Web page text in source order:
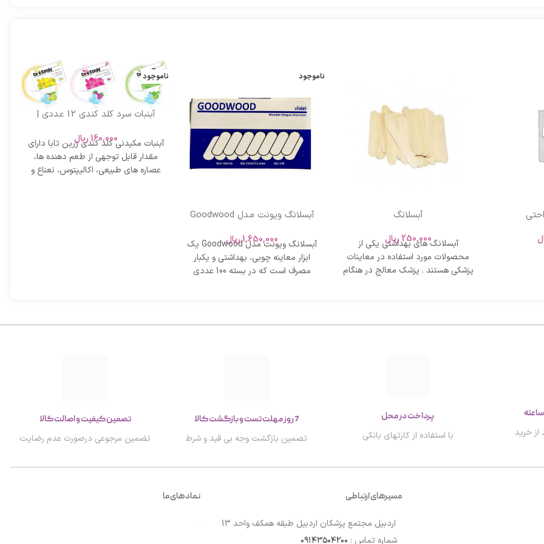
آبسلانگ
250,000ریال
آبسلانگ های بهداشتی یکی از
محصولات مورد استفاده در معاینات
پزشکی هستند . پزشک معالج در هنگام
ناموجود
آبسلانگ ویونت مدل Goodwood
کیفیت پزشکی
1,650,000ریال
آبسلانگ ویونت مدل Goodwood یک
ابزار معاینه چوبی، بهداشتی و یکبار
مصرف است که در بسته 100 عددی
کیفیت بالا.
ناموجود
آبنبات سرد کلد کندی 12 عددی |
160,000 ریال
آبنبات مکیدنی کلد کندی زرین تابا دارای
مقدار قابل توجهی از طعم دهنده ها،
عصاره هاي طبيعي، اكاليپتوس، نعناع و
خرید
پرداخت در محل
با استفاده از کارتهای بانکی
7 روز مهلت تست و بازگشت کالا
تصمین بازگشت وجه بی قید و شرط
تصمین کیفیت و اصالت کالا
تضمین مرجوعی درصورت عدم رضایت
مسیرهای ارتباطی
اردبیل مجتمع پزشکان اردبیل طبقه همکف واحد 13
شماره تماس : ۰۹۱۴۳۵۰۴۲۰۰
نمادهای ما